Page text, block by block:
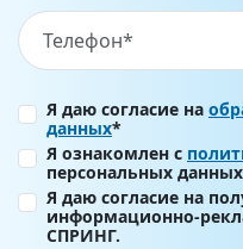
Я даю согласие на
данных*
Я ознакомлен с
персональных
Я даю согласие на
информационно-
СПРИНГ.